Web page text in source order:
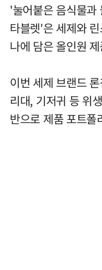
'눌어붙은 음식물과
타블렛'은 세제와
나에 담은 올인원
이번 세제 브랜드
리대, 기저귀 등 위
반으로 제품 포트폴